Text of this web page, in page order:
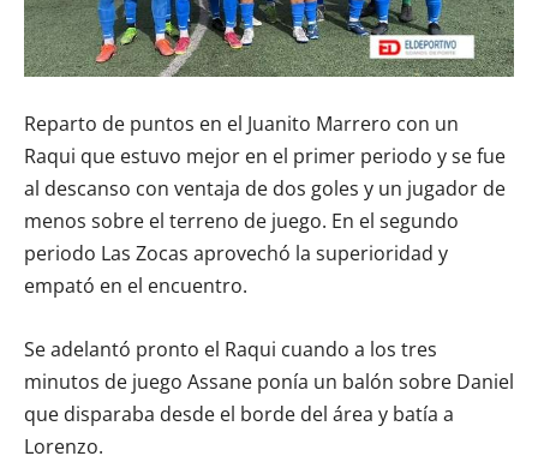
Reparto de puntos en el Juanito Marrero con un
Raqui que estuvo mejor en el primer periodo y se fue
al descanso con ventaja de dos goles y un jugador de
menos sobre el terreno de juego. En el segundo
periodo Las Zocas aprovechó la superioridad y
empató en el encuentro.
Se adelantó pronto el Raqui cuando a los tres
minutos de juego Assane ponía un balón sobre Daniel
que disparaba desde el borde del área y batía a
Lorenzo.